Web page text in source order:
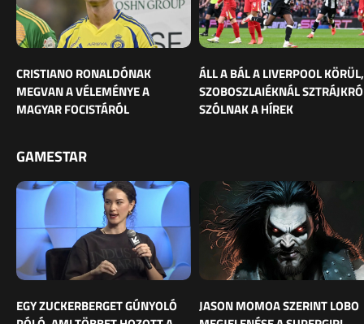
CRISTIANO RONALDÓNAK
MEGVAN A VÉLEMÉNYE A
MAGYAR FOCISTÁRÓL
ÁLL A BÁL A LIVERPOOL KÖRÜL,
SZOBOSZLAIÉKNÁL
SZÓLNAK A HÍREK
GAMESTAR
EGY ZUCKERBERGET GÚNYOLÓ
JASON MOMOA SZERINT LOBO